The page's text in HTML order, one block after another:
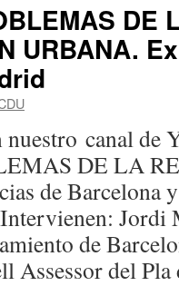
DE
URBANA.
nuestro canal
DE LA
de Barcelona
Jordi
de
Assessor del